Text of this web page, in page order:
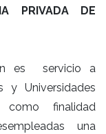
PRIVADA DE
es servicio a
y Universidades
como finalidad
una